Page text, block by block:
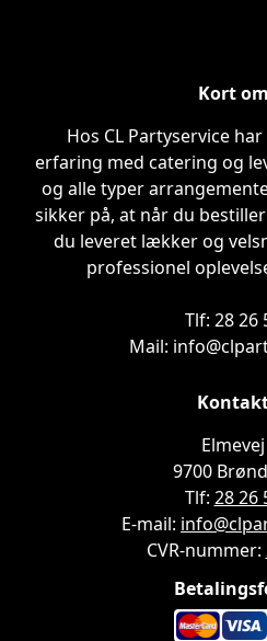
Kort
Hos CL Partyservice
erfaring med catering og
og alle typer
sikker på, at når du
du leveret lækker og
professionel
Tlf: 28 26
Mail:
9700
Tlf: 28 26
E-mail:
CVR-nummer: